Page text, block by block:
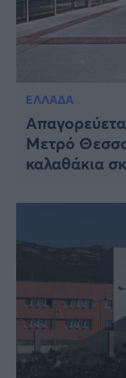
ΕΛΛΑΔΑ
Μετρό
καλαθάκια